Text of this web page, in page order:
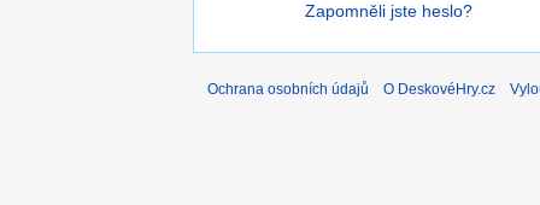
Zapomněli jste heslo?
Ochrana osobních údajů O DeskovéHry.cz